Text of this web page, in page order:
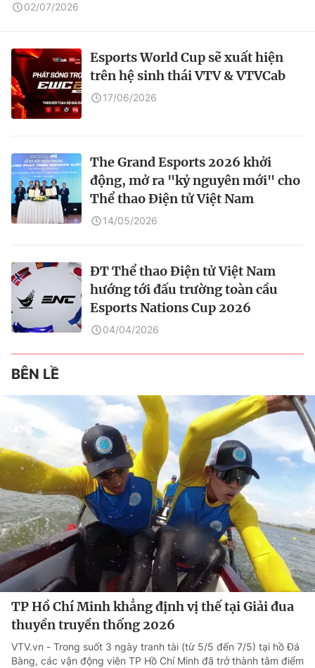
02/07/2026
Esports World Cup sẽ xuất hiện
trên hệ sinh thái VTV & VTVCab
17/06/2026
The Grand Esports 2026 khởi
động, mở ra "kỷ nguyên mới" cho
Thể thao Điện tử Việt Nam
14/05/2026
ĐT Thể thao Điện tử Việt Nam
hướng tới đấu trường toàn cầu
Esports Nations Cup 2026
04/04/2026
BÊN LỀ
TP Hồ Chí Minh khẳng định vị thế tại Giải đua
thuyền truyền thống 2026
VTV.vn - Trong suốt 3 ngày tranh tài (từ 5/5 đến 7/5) tại hồ Đá
Bàng, các vận động viên TP Hồ Chí Minh đã trở thành tâm điểm